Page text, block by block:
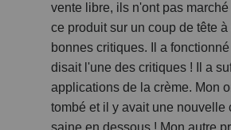
vente libre, ils n'ont pas
ce produit sur un coup de tête
bonnes critiques. Il a
disait l'une des critiques ! Il a
applications de la crème. Mon
tombé et il y avait une nouvelle